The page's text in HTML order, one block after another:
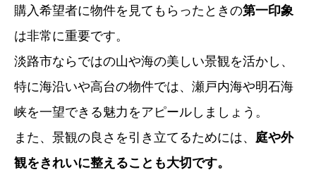
購入希望者に物件を見てもらったときの第一印象
は非常に重要です。
淡路市ならではの山や海の美しい景観を活かし、
特に海沿いや高台の物件では、瀬戸内海や明石海
峡を一望できる魅力をアピールしましょう。
また、景観の良さを引き立てるためには、 庭や外
観をきれいに整えることも大切です。